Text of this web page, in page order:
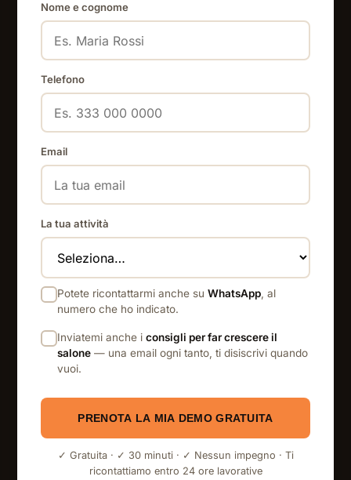
Nome e cognome
Telefono
Email
La tua attività
Potete ricontattarmi anche su WhatsApp, al
numero che ho indicato.
Inviatemi anche i consigli per far crescere il
salone — una email ogni tanto, ti disiscrivi quando
vuoi.
PRENOTA LA MIA DEMO GRATUITA
✓ Gratuita · ✓ 30 minuti · ✓ Nessun impegno · Ti
ricontattiamo entro 24 ore lavorative